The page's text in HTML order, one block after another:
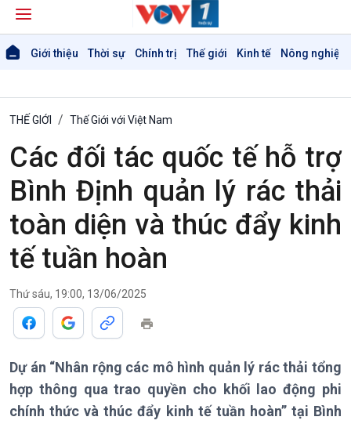
Giới thiệu Thời sự Chính trị Thế giới Kinh tế Nông nghiệp
THẾ GIỚI Thế Giới với Việt Nam
Các đối tác quốc tế hỗ trợ
Bình Định quản lý rác thải
toàn diện và thúc đẩy kinh
tế tuần hoàn
Thứ sáu, 19:00, 13/06/2025
Dự án “Nhân rộng các mô hình quản lý rác thải tổng
hợp thông qua trao quyền cho khối lao động phi
chính thức và thúc đẩy kinh tế tuần hoàn” tại Bình